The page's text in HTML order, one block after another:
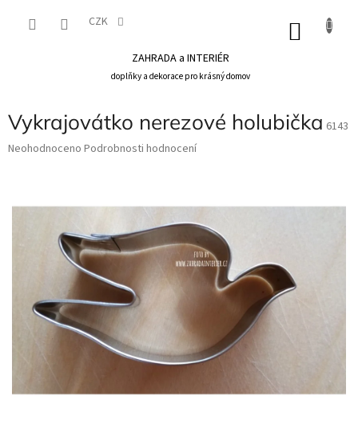
CZK
ZAHRADA a INTERIÉR
doplňky a dekorace pro krásný domov
Vykrajovátko nerezové holubička 6143
Průměrné
0,0
Neohodnoceno Podrobnosti hodnocení